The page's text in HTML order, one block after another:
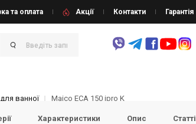
та оплата Акції Контакти Гарантія
ванної Maico ECA 150 ipro K
Характеристики Опис Статті